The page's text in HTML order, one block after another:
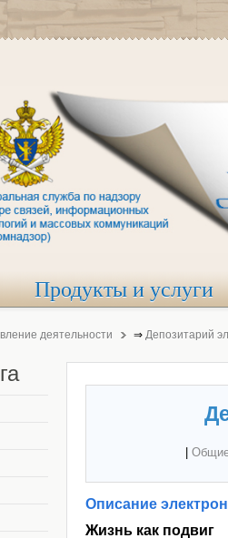
Продукты и услуги
деятельности ⇒ Депозитарий
Описание
Жизнь как подвиг